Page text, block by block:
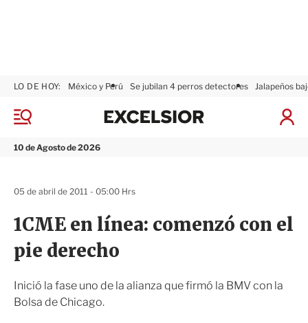
M
n
10 de Agosto de 2026
LO DE HOY: México y Perú Se jubilan 4 perros detectores Jalapeños
I
S
e
x
1CME en línea: comenzó con el
pie derecho
Inició la fase uno de la alianza que firmó la BMV con la
Bolsa de Chicago.
05 de abril de 2011 - 05:00 Hrs